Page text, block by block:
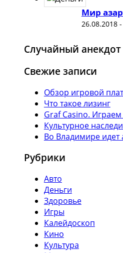
Мир
26.08.2018-
Случайный анекдот
Свежие записи
Обзор игровой
Что такое лизинг
Graf Casino. Играем
Культурное
Во Владимире идет
Рубрики
Авто
Деньги
Здоровье
Игры
Калейдоскоп
Кино
Культура